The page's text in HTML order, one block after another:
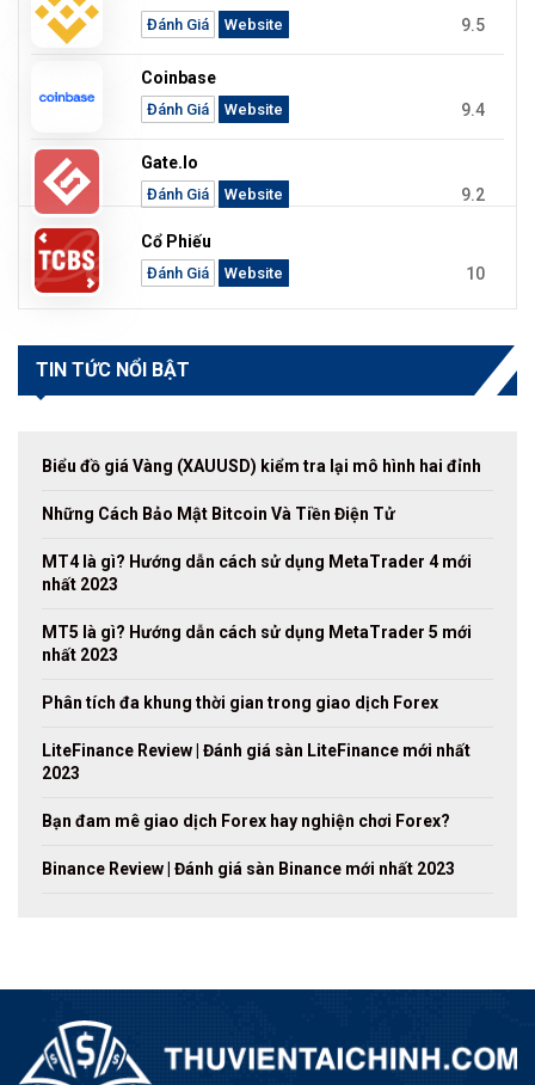
Đánh Giá Website 9.5
Coinbase
Đánh Giá Website 9.4
Gate.io
Đánh Giá Website 9.2
Cổ Phiếu
Đánh Giá Website 10
TIN TỨC NỔI BẬT
Biểu đồ giá Vàng (XAUUSD) kiểm tra lại mô hình hai đỉnh
Những Cách Bảo Mật Bitcoin Và Tiền Điện Tử
MT4 là gì? Hướng dẫn cách sử dụng MetaTrader 4 mới
nhất 2023
MT5 là gì? Hướng dẫn cách sử dụng MetaTrader 5 mới
nhất 2023
Phân tích đa khung thời gian trong giao dịch Forex
LiteFinance Review | Đánh giá sàn LiteFinance mới nhất
2023
Bạn đam mê giao dịch Forex hay nghiện chơi Forex?
Binance Review | Đánh giá sàn Binance mới nhất 2023